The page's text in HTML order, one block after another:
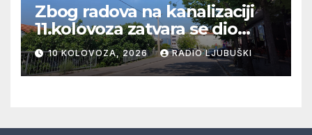
Zbog radova na kanalizaciji
11.kolovoza zatvara se dio
ulice Petra Barbarića
10 KOLOVOZA, 2026 RADIO LJUBUŠKI